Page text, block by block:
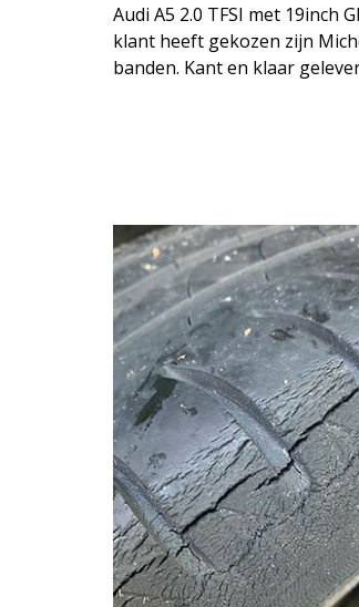
Audi A5 2.0 TFSI met 19inch
klant heeft gekozen zijn
banden. Kant en klaar